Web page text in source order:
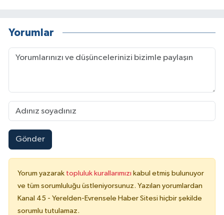
Yorumlar
Gönder
Yorum yazarak topluluk kurallarımızı kabul etmiş bulunuyor
ve tüm sorumluluğu üstleniyorsunuz. Yazılan yorumlardan
Kanal 45 - Yerelden-Evrensele Haber Sitesi hiçbir şekilde
sorumlu tutulamaz.